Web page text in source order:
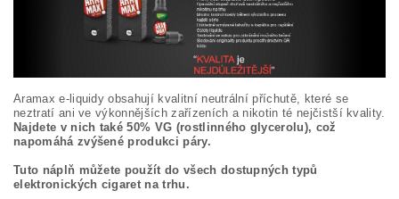
Aramax e-liquidy obsahují kvalitní neutrální příchutě, které se
neztratí ani ve výkonnějších zařízeních a nikotin té nejčistší kvality.
Najdete v nich také 50% VG (rostlinného glycerolu), což
napomáhá zvýšené produkci páry.
Tuto náplň můžete použít do všech dostupných typů
elektronických cigaret na trhu.